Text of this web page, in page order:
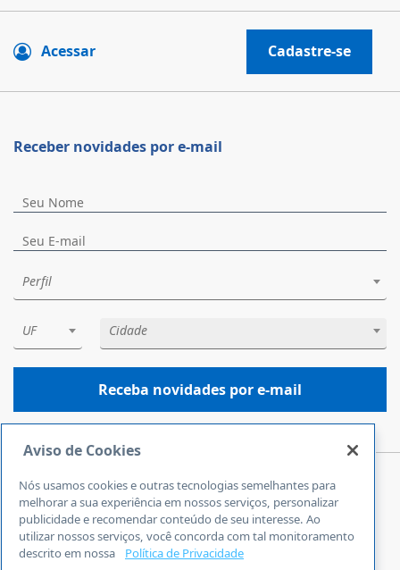
Acessar Cadastre-se
Central de Atendimento
0800 570 0800
24 horas por dia
Receber novidades por e-mail
Perfil
UF Cidade
Receba novidades por e-mail
Aviso de Cookies
Nós usamos cookies e outras tecnologias semelhantes para
melhorar a sua experiência em nossos serviços, personalizar
publicidade e recomendar conteúdo de seu interesse. Ao
utilizar nossos serviços, você concorda com tal monitoramento
descrito em nossa
Política de Privacidade